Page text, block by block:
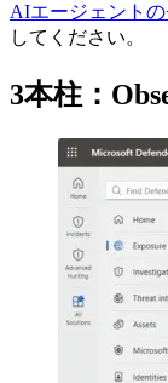
AIエージェント
してください。
3本柱：